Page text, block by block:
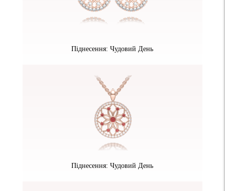
Піднесення: Чудовий День
Піднесення: Чудовий День